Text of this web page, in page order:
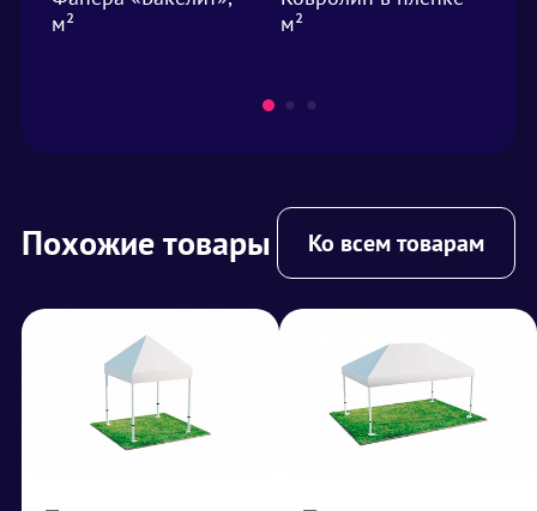
м²
м²
Похожие товары Ко всем товарам